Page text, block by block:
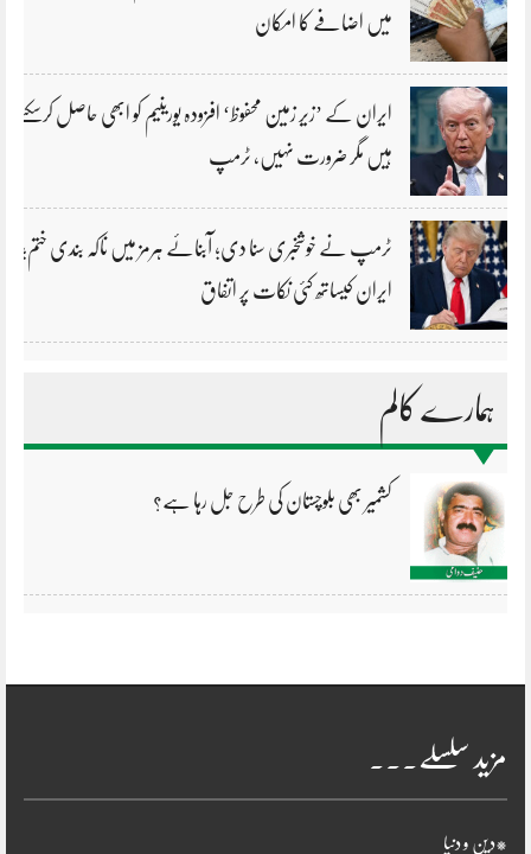
میں اضافے کا امکان
ایران کے ’زیر زمین محفوظ‘ افزودہ یورینیم کو ابھی حاصل کرسکتے
ہیں مگر ضرورت نہیں، ٹرمپ
ٹرمپ نے خوشخبری سنا دی؛ آبنائے ہرمز میں ناکہ بندی ختم؛
ایران کیساتھ کئی نکات پر اتفاق
ہمارے کالم
کشمیر بھی بلوچستان کی طرح جل رہا ہے؟
مزید سلسلے۔۔۔
*دین و دنیا